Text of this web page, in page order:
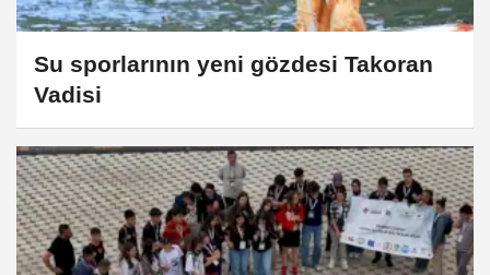
Su sporlarının yeni gözdesi Takoran
Vadisi